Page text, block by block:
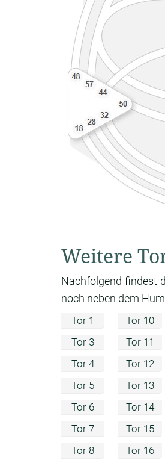
Weitere
Nachfolgend findest
noch neben dem
Tor 1
Tor 3
Tor 4
Tor 5
Tor 6
Tor 7
Tor 8
Tor 10
Tor 11
Tor 12
Tor 13
Tor 14
Tor 15
Tor 16